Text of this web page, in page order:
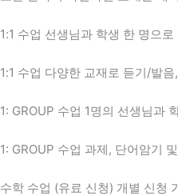
1:1 수업 선생님과 학생 한 명으
1:1 수업 다양한 교재로 듣기/발
1: GROUP 수업 1명의 선생님과
1: GROUP 수업 과제, 단어암기
수학 수업 (유료 신청) 개별 신청